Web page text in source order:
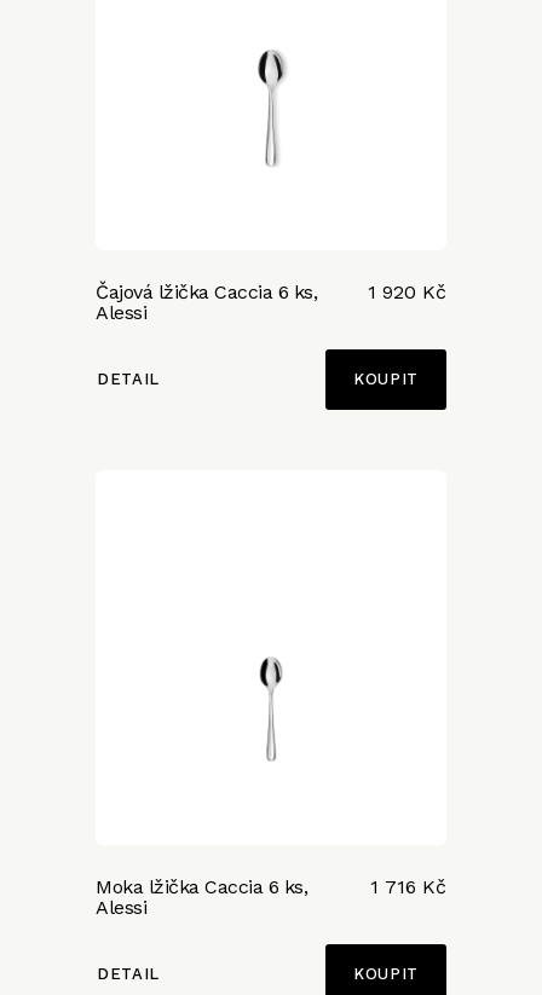
Čajová lžička Caccia 6 ks,
Alessi
1 920 Kč
DETAIL
Moka lžička Caccia 6 ks,
Alessi
1 716 Kč
DETAIL